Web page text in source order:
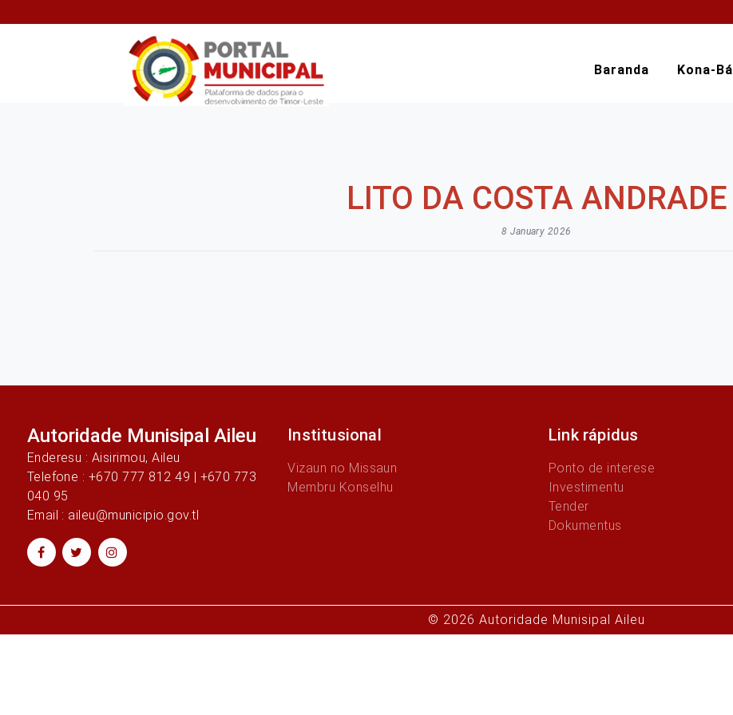
Baranda Kona-Bá
LITO DA COSTA ANDRADE
8 January 2026
Autoridade Munisipal Aileu
Enderesu : Aisirimou, Aileu
Telefone : +670 777 812 49 | +670 773
040 95
Email : aileu@municipio.gov.tl
Institusional
Vizaun no Missaun
Membru Konselhu
Link rápidus
Ponto de interese
Investimentu
Tender
Dokumentus
© 2026 Autoridade Munisipal Aileu